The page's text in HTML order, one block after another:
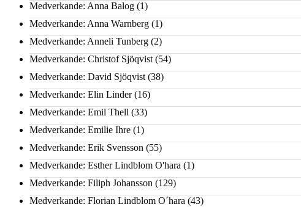
Medverkande: Anna Balog (1)
Medverkande: Anna Warnberg (1)
Medverkande: Anneli Tunberg (2)
Medverkande: Christof Sjöqvist (54)
Medverkande: David Sjöqvist (38)
Medverkande: Elin Linder(16)
Medverkande: Emil Thell (33)
Medverkande: Emilie Ihre (1)
Medverkande: Erik Svensson (55)
Medverkande: Esther Lindblom O'hara (1)
Medverkande: Filiph Johansson (129)
Medverkande: Florian Lindblom O´hara (43)